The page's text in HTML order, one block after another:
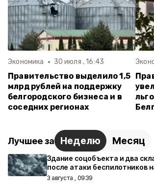
Экономика 30 июля , 16:43
Правительство выделило 1,5
млрд рублей на поддержку
белгородского бизнеса и в
соседних регионах
Лучшее за Неделю Месяц
Здание соцобъекта и два
после атаки беспилотников
3 августа , 09:39